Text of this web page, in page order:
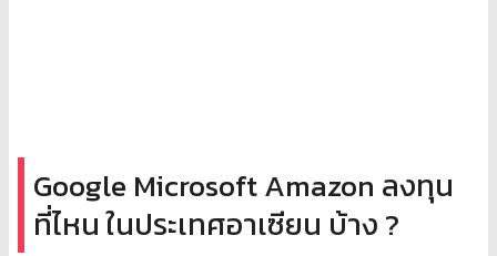
Google Microsoft Amazon ลงทุน
ที่ไหน ในประเทศอาเซียน บ้าง ?